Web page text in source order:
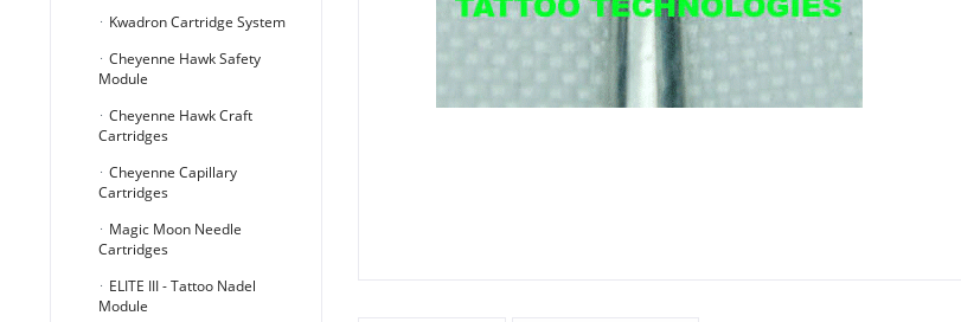
Kwadron Cartridge System
Cheyenne Hawk Safety
Module
Cheyenne Hawk Craft
Cartridges
Cheyenne Capillary
Cartridges
Magic Moon Needle
Cartridges
ELITE III - Tattoo Nadel
Module